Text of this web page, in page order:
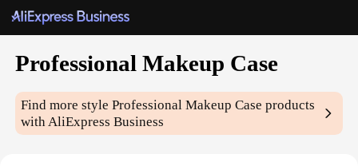
Professional Makeup Case
Find more styleProfessional Makeup Case products
with AliExpress Business